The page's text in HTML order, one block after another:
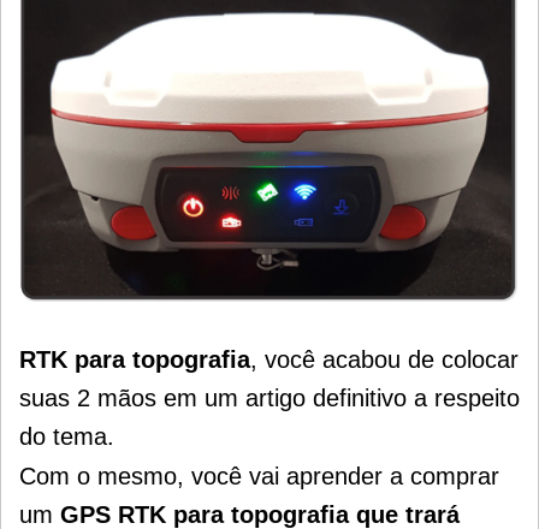
RTK para topografia, você acabou de colocar
suas 2 mãos em um artigo definitivo a respeito
do tema.
Com o mesmo, você vai aprender a comprar
um GPS RTK para topografia que trará